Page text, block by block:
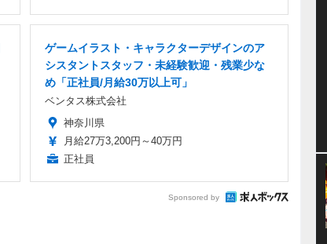
ゲームイラスト・キャラクターデザインのア
シスタントスタッフ・未経験歓迎・残業少な
め「正社員/月給30万以上可」
ベンタス株式会社
神奈川県
月給27万3,200円～40万円
正社員
Sponsored by